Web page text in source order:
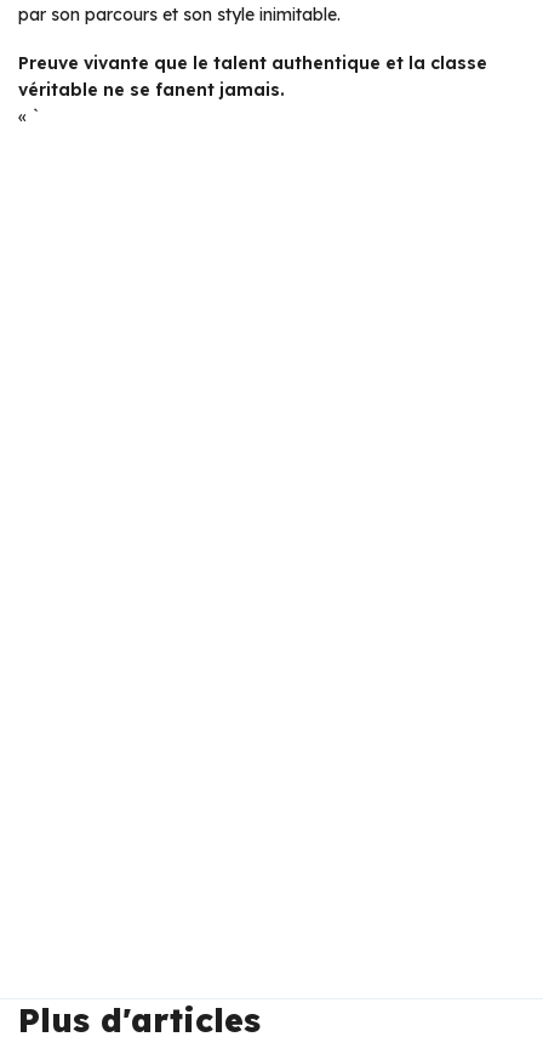
par son parcours et son style inimitable.
Preuve vivante que le talent authentique et la classe
véritable ne se fanent jamais.
« `
Plus d'articles